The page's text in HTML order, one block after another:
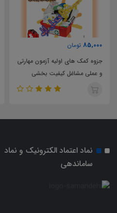
52,000 تومان
جزوه مصاحبه کانون ارزیابی ایفای
نقش آموزش و پرورش
نماد اعتماد الکترونیک و نماد
ساماندهی